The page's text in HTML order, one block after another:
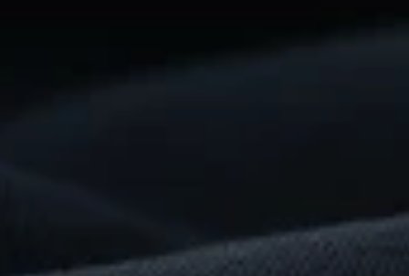
Construire
Quelque
Remarquable?